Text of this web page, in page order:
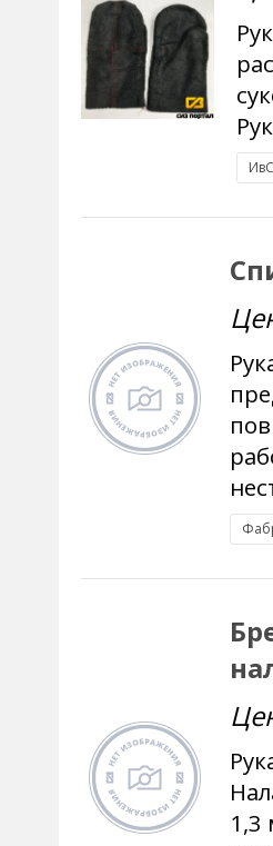
1,3